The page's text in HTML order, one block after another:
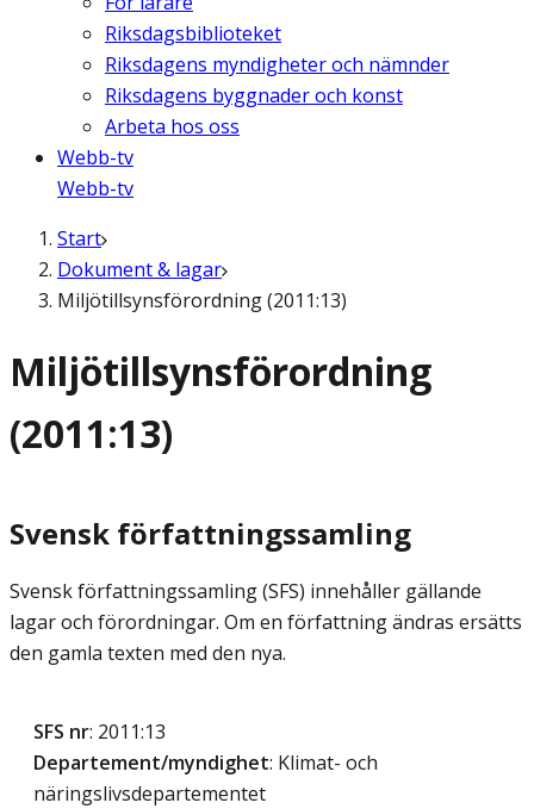
Riksdagsbiblioteket
Riksdagens myndigheter och nämnder
Riksdagens byggnader och konst
Arbeta hos oss
Webb-tv
Webb-tv
Start
Dokument & lagar
Miljötillsynsförordning (2011:13)
Miljötillsynsförordning
(2011:13)
Svensk författningssamling
Svensk författningssamling (SFS) innehåller gällande
lagar och förordningar. Om en författning ändras ersätts
den gamla texten med den nya.
SFS nr: 2011:13
Departement/myndighet: Klimat- och
näringslivsdepartementet